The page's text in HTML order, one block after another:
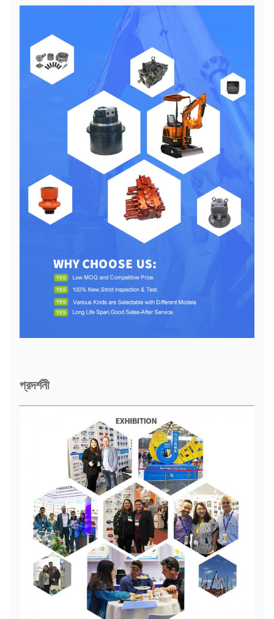
প্রদর্শনী